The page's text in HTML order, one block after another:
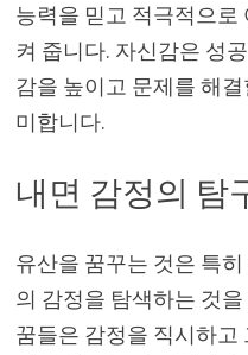
능력을 믿고 적극적으로
켜 줍니다. 자신감은 성
감을 높이고 문제를 해
미합니다.
내면 감정의 탐
유산을 꿈꾸는 것은 특
의 감정을 탐색하는 것
꿈들은 감정을 직시하